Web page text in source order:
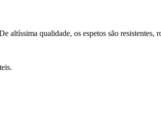
altíssima qualidade, os espetos são resistentes,